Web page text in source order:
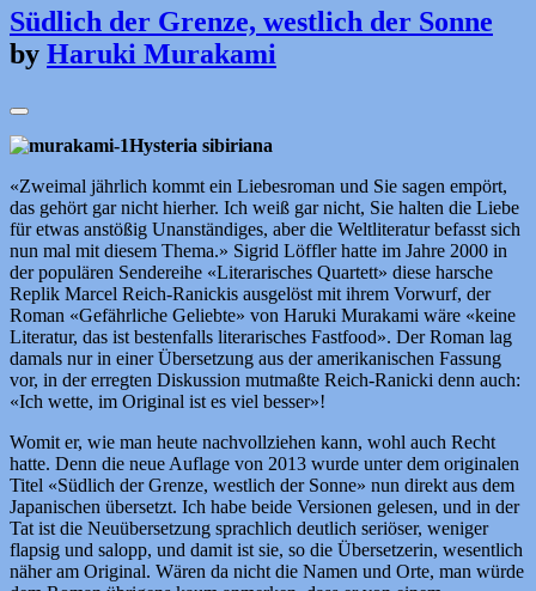
Südlich der Grenze, westlich der Sonne
by Haruki Murakami
Hysteria sibiriana
«Zweimal jährlich kommt ein Liebesroman und Sie sagen empört,
das gehört gar nicht hierher. Ich weiß gar nicht, Sie halten die Liebe
für etwas anstößig Unanständiges, aber die Weltliteratur befasst sich
nun mal mit diesem Thema.» Sigrid Löffler hatte im Jahre 2000 in
der populären Sendereihe «Literarisches Quartett» diese harsche
Replik Marcel Reich-Ranickis ausgelöst mit ihrem Vorwurf, der
Roman «Gefährliche Geliebte» von Haruki Murakami wäre «keine
Literatur, das ist bestenfalls literarisches Fastfood». Der Roman lag
damals nur in einer Übersetzung aus der amerikanischen Fassung
vor, in der erregten Diskussion mutmaßte Reich-Ranicki denn auch:
«Ich wette, im Original ist es viel besser»!
Womit er, wie man heute nachvollziehen kann, wohl auch Recht
hatte. Denn die neue Auflage von 2013 wurde unter dem originalen
Titel «Südlich der Grenze, westlich der Sonne» nun direkt aus dem
Japanischen übersetzt. Ich habe beide Versionen gelesen, und in der
Tat ist die Neuübersetzung sprachlich deutlich seriöser, weniger
flapsig und salopp, und damit ist sie, so die Übersetzerin, wesentlich
näher am Original. Wären da nicht die Namen und Orte, man würde